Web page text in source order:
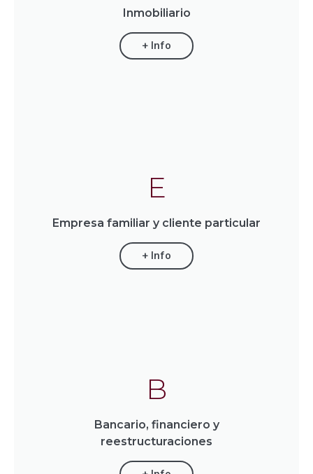
Inmobiliario
+ Info
E
Empresa familiar y cliente particular
+ Info
B
Bancario, financiero y
reestructuraciones